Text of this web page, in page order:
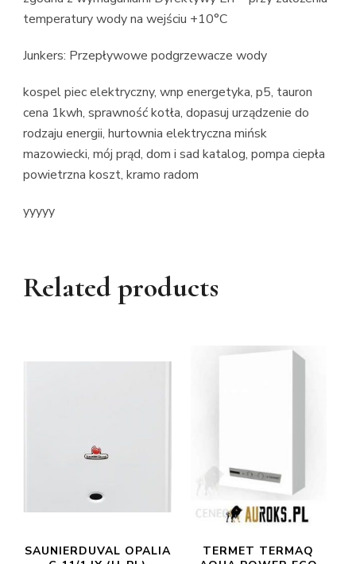
temperatury wody na wejściu +10°C
Junkers: Przepływowe podgrzewacze wody
kospel piec elektryczny, wnp energetyka, p5, tauron
cena 1kwh, sprawność kotła, dopasuj urządzenie do
rodzaju energii, hurtownia elektryczna mińsk
mazowiecki, mój prąd, dom i sad katalog, pompa ciepła
powietrzna koszt, kramo radom
yyyyy
Related products
SAUNIERDUVAL OPALIA
TERMET TERMAQ